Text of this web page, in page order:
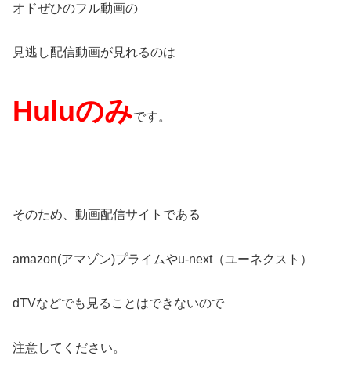
オドぜひのフル動画の
見逃し配信動画が見れるのは
Huluのみです。
そのため、動画配信サイトである
amazon(アマゾン)プライムやu-next（ユーネクスト）
dTVなどでも見ることはできないので
注意してください。